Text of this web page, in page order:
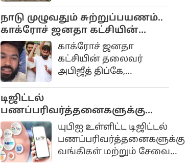
மேலாண்மை மற்றும்
மீட்பு திட்டம் கேரளாவில்
விரைவில்
அமல்படுத்தப்படும்
என்று அம்மாநில
முதலமைச்சர் வி.டி.
சதீசன் அறிவித்துள்ளார்.
நாடு முழுவதும் சுற்றுப்பயணம்..
காக்ரோச் ஜனதா கட்சியின்
தலைவர் அபிஜீத் திப்கே
அறிவிப்பு..
காக்ரோச் ஜனதா
கட்சியின் தலைவர்
அபிஜீத் திப்கே,
நேரடியாக
கேட்டறிவதற்காக வரும்
செப்டம்பர் மாதம் 'கியா
போல்டி பப்ளிக்'என்ற
நாடு தழுவிய
டிஜிட்டல்
பணப்பரிவர்த்தனைகளுக்கு
கட்டணம் வசூலிக்கும் சட்ட
மசோதா.. மக்களவையில்
நிறைவேற்றம்...
யுபிஐ உள்ளிட்ட டிஜிட்டல்
பணப்பரிவர்த்தனைகளுக்கு
வங்கிகள் மற்றும் சேவை